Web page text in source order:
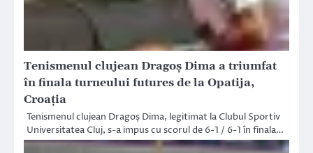
Tenismenul clujean Dragoș Dima a triumfat
în finala turneului futures de la Opatija,
Croația
Tenismenul clujean Dragoș Dima, legitimat la Clubul Sportiv
Universitatea Cluj, s-a impus cu scorul de 6-1 / 6-1 în finala…